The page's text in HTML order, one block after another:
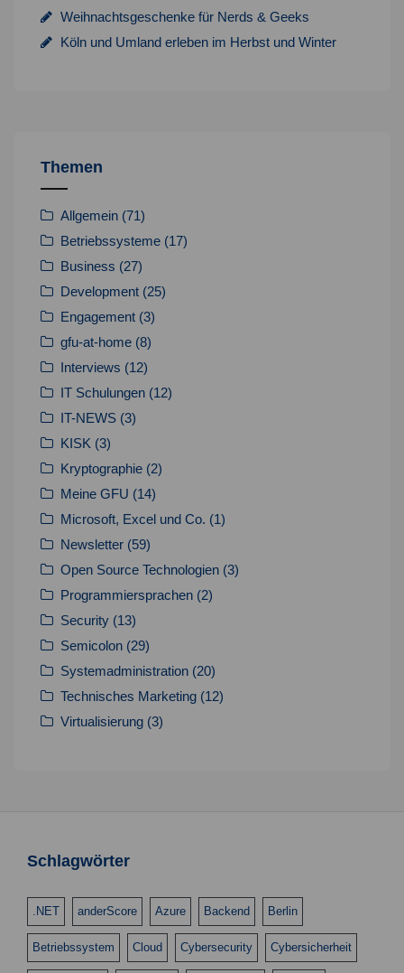
Weihnachtsgeschenke für Nerds & Geeks
Köln und Umland erleben im Herbst und Winter
Themen
Allgemein (71)
Betriebssysteme (17)
Business (27)
Development (25)
Engagement (3)
gfu-at-home (8)
Interviews (12)
IT Schulungen (12)
IT-NEWS (3)
KISK (3)
Kryptographie (2)
Meine GFU (14)
Microsoft, Excel und Co. (1)
Newsletter (59)
Open Source Technologien (3)
Programmiersprachen (2)
Security (13)
Semicolon (29)
Systemadministration (20)
Technisches Marketing (12)
Virtualisierung (3)
Schlagwörter
.NET anderScore Azure Backend Berlin
Betriebssystem Cloud Cybersecurity Cybersicherheit